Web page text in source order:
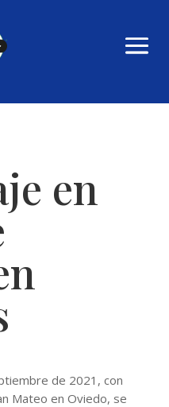
en
de 2021, con
Mateo en Oviedo, se